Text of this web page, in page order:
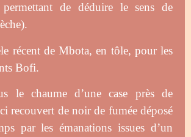
de déduire lesens de
récent de Mbota, en tôle, pour les
Bofi.
le chaume d’une case près de
recouvert de noir de fumée déposé
par les émanations issues d’un